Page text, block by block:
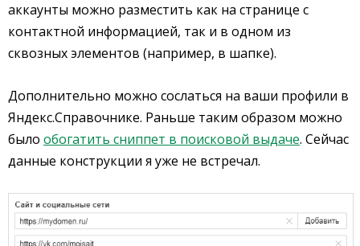
аккаунты можно разместить как на странице с
контактной информацией, так и в одном из
сквозных элементов (например, в шапке).
Дополнительно можно сослаться на ваши профили в
Яндекс.Справочнике. Раньше таким образом можно
было обогатить сниппет в поисковой выдаче. Сейчас
данные конструкции я уже не встречал.